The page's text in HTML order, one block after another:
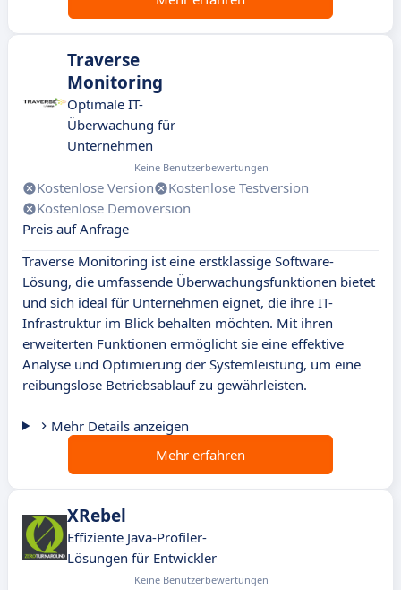
Traverse
Monitoring
Optimale IT-
Überwachung für
Unternehmen
Keine Benutzerbewertungen
Kostenlose Version
Kostenlose Testversion
Kostenlose Demoversion
Preis auf Anfrage
Traverse Monitoring ist eine erstklassige Software-
Lösung, die umfassende Überwachungsfunktionen bietet
und sich ideal für Unternehmen eignet, die ihre IT-
Infrastruktur im Blick behalten möchten. Mit ihren
erweiterten Funktionen ermöglicht sie eine effektive
Analyse und Optimierung der Systemleistung, um eine
reibungslose Betriebsablauf zu gewährleisten.
Mehr Details anzeigen
Mehr erfahren
XRebel
Effiziente Java-Profiler-
Lösungen für Entwickler
Keine Benutzerbewertungen